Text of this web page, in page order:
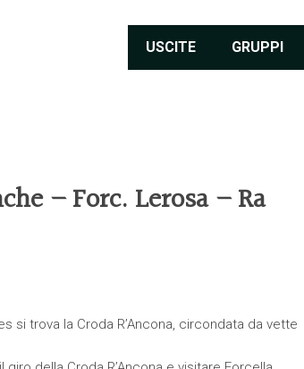
USCITE GRUPPI
– Forc. Lerosa – Ra
si trova la Croda R’Ancona, circondata da vette